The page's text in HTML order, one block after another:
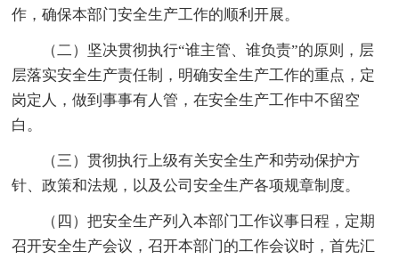
作，确保本部门安全生产工作的顺利开展。
（二）坚决贯彻执行“谁主管、谁负责”的原则，层
层落实安全生产责任制，明确安全生产工作的重点，定
岗定人，做到事事有人管，在安全生产工作中不留空
白。
（三）贯彻执行上级有关安全生产和劳动保护方
针、政策和法规，以及公司安全生产各项规章制度。
（四）把安全生产列入本部门工作议事日程，定期
召开安全生产会议，召开本部门的工作会议时，首先汇